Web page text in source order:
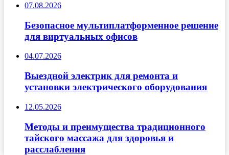
07.08.2026
Безопасное мультиплатформенное решение
для виртуальных офисов
04.07.2026
Выездной электрик для ремонта и
установки электрического оборудования
12.05.2026
Методы и преимущества традиционного
тайского массажа для здоровья и
расслабления